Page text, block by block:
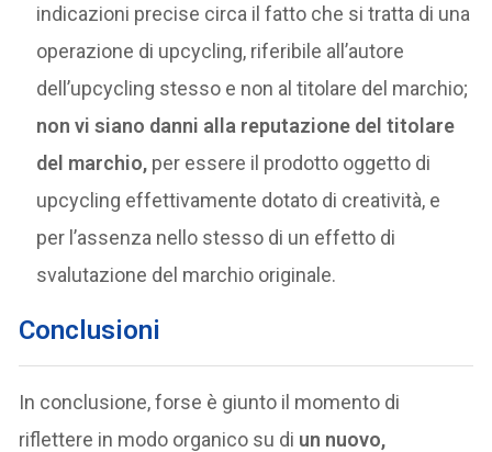
indicazioni precise circa il fatto che si tratta di una
operazione di upcycling, riferibile all’autore
dell’upcycling stesso e non al titolare del marchio;
non vi siano danni alla reputazione del titolare
del marchio, per essere il prodotto oggetto di
upcycling effettivamente dotato di creatività, e
per l’assenza nello stesso di un effetto di
svalutazione del marchio originale.
Conclusioni
In conclusione, forse è giunto il momento di
riflettere in modo organico su di un nuovo,